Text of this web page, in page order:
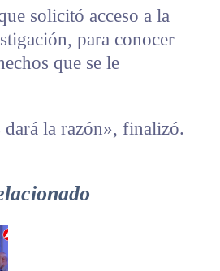
solicitó acceso a la
para conocer
que se le
la razón», finalizó.